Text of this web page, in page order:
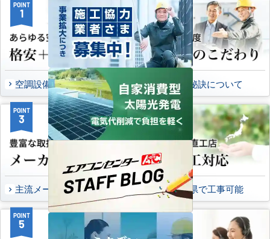
POINT
1
空調設備のご提案について
POINT
2
選ばれる秘訣について
POINT
3
主流メーカーを全取扱可能
POINT
4
47都道府県で工事可能
POINT
5 6